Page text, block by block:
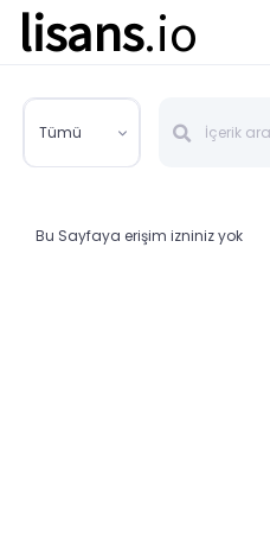
lisans.io
Tümü
Bu Sayfaya erişim izniniz yok